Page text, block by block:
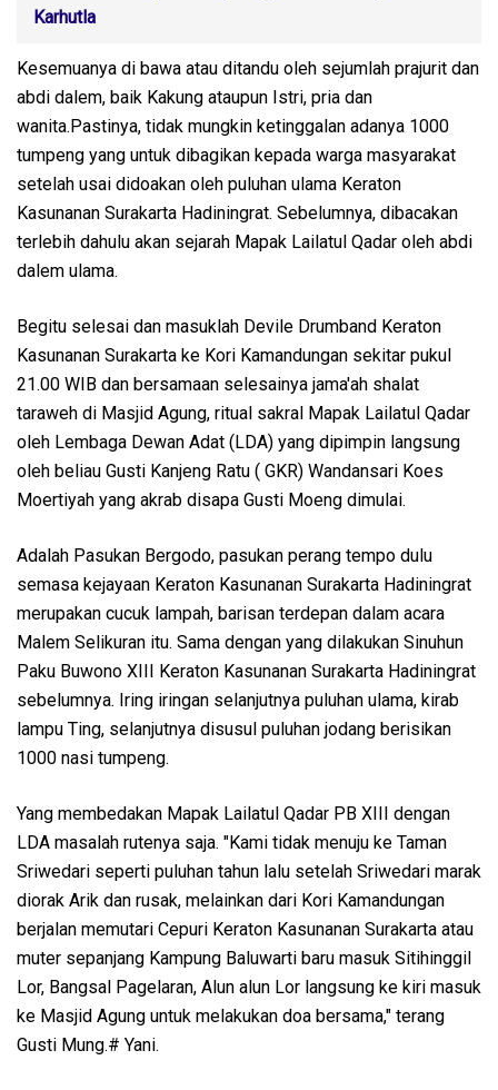
Karhutla
Kesemuanya di bawa atau ditandu oleh sejumlah prajurit dan
abdi dalem, baik Kakung ataupun Istri, pria dan
wanita.Pastinya, tidak mungkin ketinggalan adanya 1000
tumpeng yang untuk dibagikan kepada warga masyarakat
setelah usai didoakan oleh puluhan ulama Keraton
Kasunanan Surakarta Hadiningrat. Sebelumnya, dibacakan
terlebih dahulu akan sejarah Mapak Lailatul Qadar oleh abdi
dalem ulama.
Begitu selesai dan masuklah Devile Drumband Keraton
Kasunanan Surakarta ke Kori Kamandungan sekitar pukul
21.00 WIB dan bersamaan selesainya jama'ah shalat
taraweh di Masjid Agung, ritual sakral Mapak Lailatul Qadar
oleh Lembaga Dewan Adat (LDA) yang dipimpin langsung
oleh beliau Gusti Kanjeng Ratu ( GKR) Wandansari Koes
Moertiyah yang akrab disapa Gusti Moeng dimulai.
Adalah Pasukan Bergodo, pasukan perang tempo dulu
semasa kejayaan Keraton Kasunanan Surakarta Hadiningrat
merupakan cucuk lampah, barisan terdepan dalam acara
Malem Selikuran itu. Sama dengan yang dilakukan Sinuhun
Paku Buwono XIII Keraton Kasunanan Surakarta Hadiningrat
sebelumnya. Iring iringan selanjutnya puluhan ulama, kirab
lampu Ting, selanjutnya disusul puluhan jodang berisikan
1000 nasi tumpeng.
Yang membedakan Mapak Lailatul Qadar PB XIII dengan
LDA masalah rutenya saja. "Kami tidak menuju ke Taman
Sriwedari seperti puluhan tahun lalu setelah Sriwedari marak
diorak Arik dan rusak, melainkan dari Kori Kamandungan
berjalan memutari Cepuri Keraton Kasunanan Surakarta atau
muter sepanjang Kampung Baluwarti baru masuk Sitihinggil
Lor, Bangsal Pagelaran, Alun alun Lor langsung ke kiri masuk
ke Masjid Agung untuk melakukan doa bersama," terang
Gusti Mung.# Yani.